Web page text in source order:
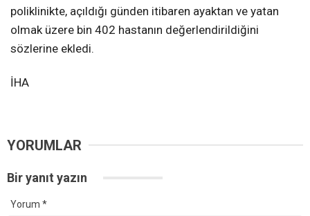
poliklinikte, açıldığı günden itibaren ayaktan ve yatan
olmak üzere bin 402 hastanın değerlendirildiğini
sözlerine ekledi.
İHA
YORUMLAR
Bir yanıt yazın
Yorum *